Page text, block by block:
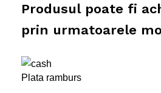
Produsul poate fi
prin urmatoarele
Plata ramburs